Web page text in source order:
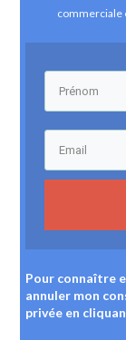
commerciale
Pour connaître
annuler mon
privée en